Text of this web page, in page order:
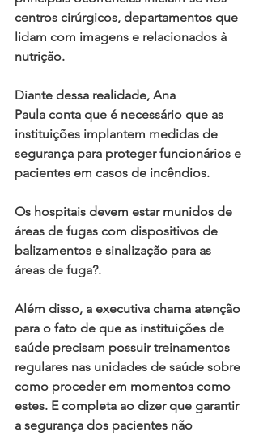
centros cirúrgicos, departamentos que
lidam com imagens e relacionados à
nutrição.
Diante dessa realidade, Ana
Paula conta que é necessário que as
instituições implantem medidas de
segurança para proteger funcionários e
pacientes em casos de incêndios.
Os hospitais devem estar munidos de
áreas de fugas com dispositivos de
balizamentos e sinalização para as
áreas de fuga?.
Além disso, a executiva chama atenção
para o fato de que as instituições de
saúde precisam possuir treinamentos
regulares nas unidades de saúde sobre
como proceder em momentos como
estes. E completa ao dizer que garantir
a segurança dos pacientes não